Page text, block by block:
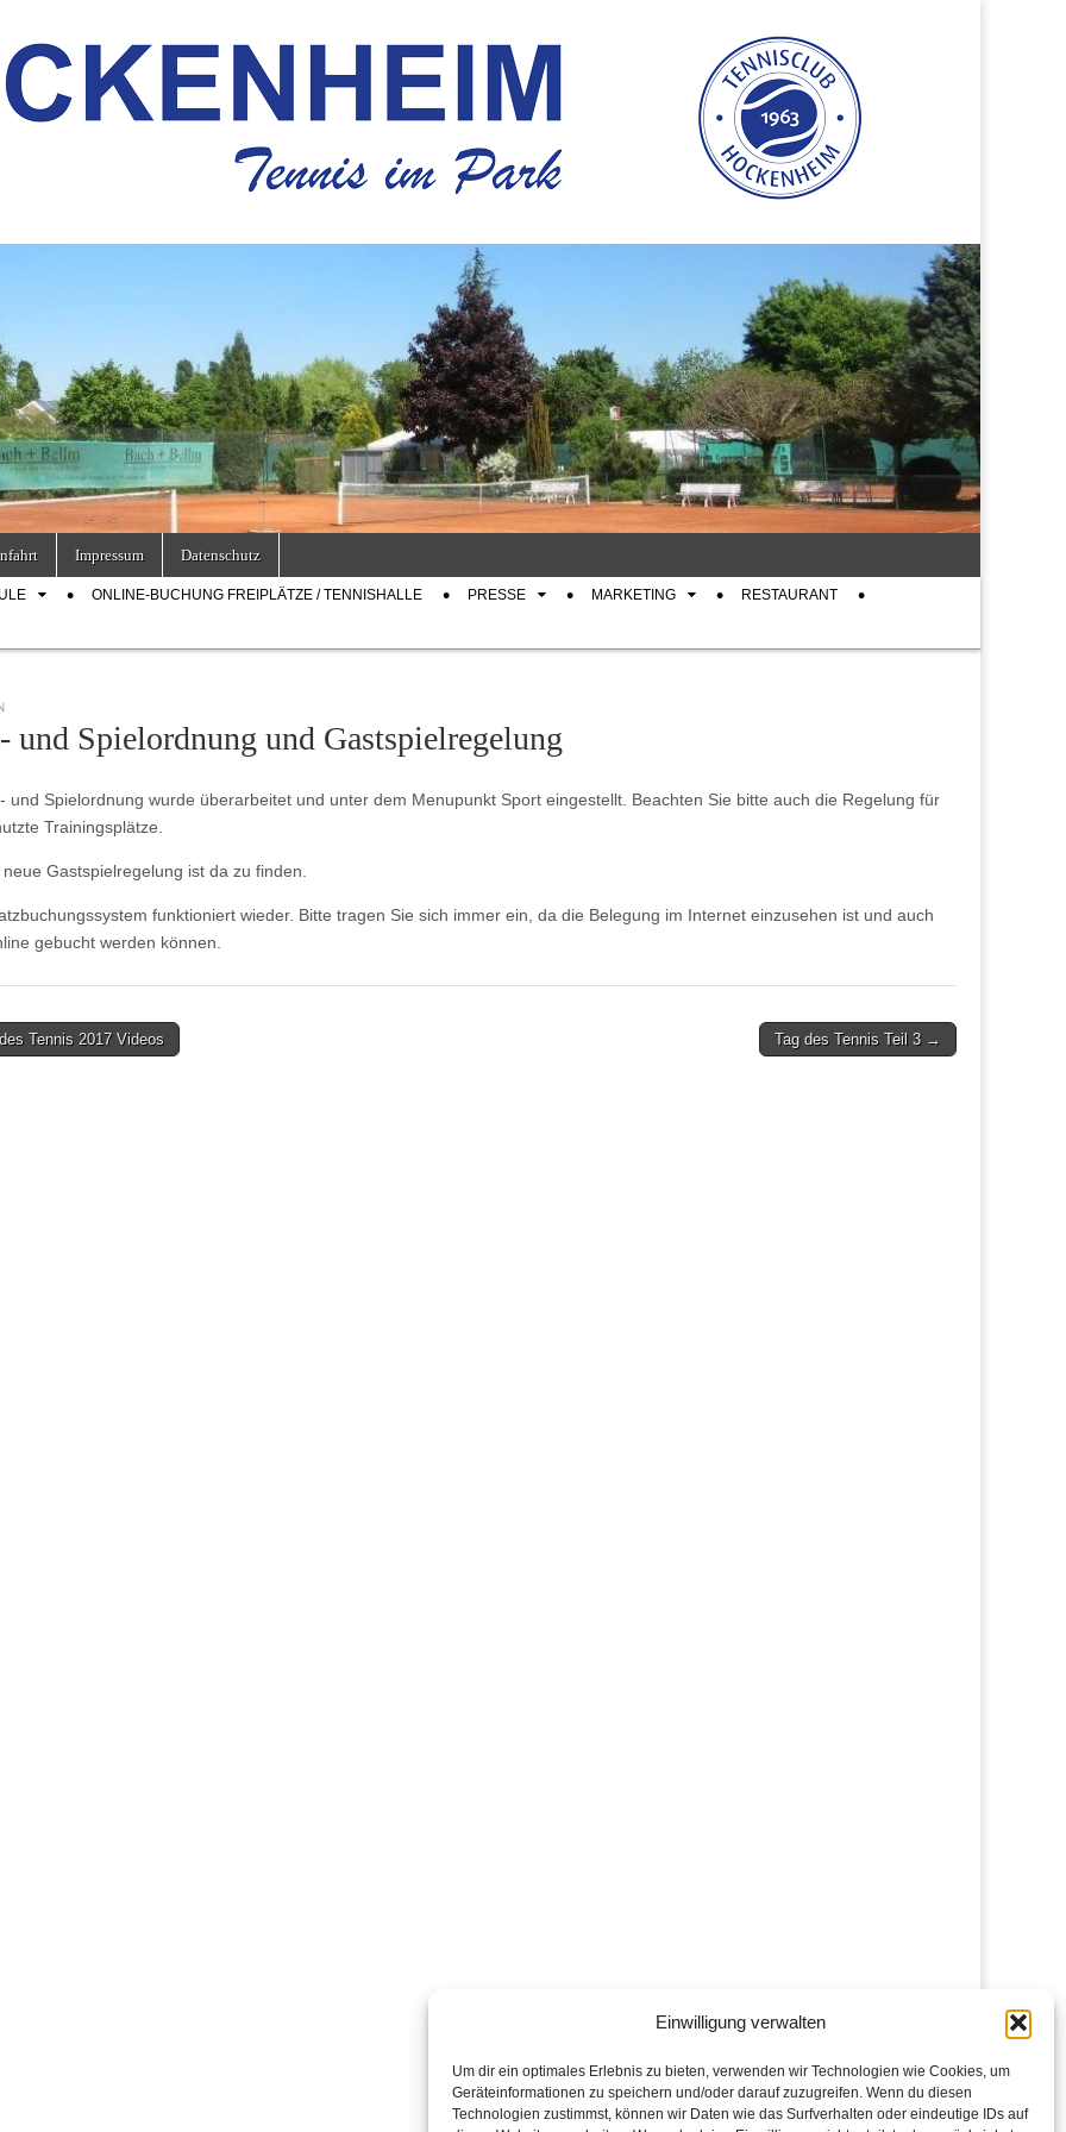
Einwilligung verwalten
Um dir ein optimales Erlebnis zu bieten, verwenden wir Technologien wie Cookies, um
Geräteinformationen zu speichern und/oder darauf zuzugreifen. Wenn du diesen
Technologien zustimmst, können wir Daten wie das Surfverhalten oder eindeutige IDs auf
Impressum Datenschutz
ONLINE-BUCHUNG FREIPLÄTZE / TENNISHALLE PRESSE MARKETING RESTAURANT
und Spielordnung und Gastspielregelung
und Spielordnung wurde überarbeitet und unter dem Menupunkt Sport eingestellt. Beachten Sie bitte auch die Regelung für
Trainingsplätze.
Gastspielregelung ist da zu finden.
funktioniert wieder. Bitte tragen Sie sich immer ein, da die Belegung im Internet einzusehen ist und auch
gebucht werden können.
Tennis 2017 Videos Tag des Tennis Teil 3 →